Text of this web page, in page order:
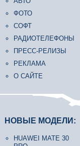
ФОТО
СОФТ
РАДИОТЕЛЕФОНЫ
ПРЕСС-РЕЛИЗЫ
РЕКЛАМА
О САЙТЕ
НОВЫЕ МОДЕЛИ:
HUAWEI MATE 30